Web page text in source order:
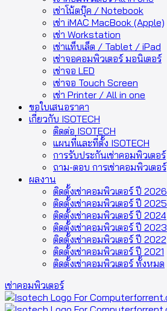
เช่าโน้ตบุ๊ค / Notebook
เช่า iMAC MacBook (Apple)
เช่า Workstation
เช่าแท็บเล็ต / Tablet / iPad
เช่าจอคอมพิวเตอร์ มอนิเตอร์
เช่าจอ LED
เช่าจอ Touch Screen
เช่า Printer / All in one
ขอใบเสนอราคา
เกี่ยวกับ ISOTECH
ติดต่อ ISOTECH
แผนที่และที่ตั้ง ISOTECH
การรับประกันเช่าคอมพิวเตอร์
ถาม-ตอบ การเช่าคอมพิวเตอร์
ผลงาน
ติดตั้งเช่าคอมพิวเตอร์ ปี 2026
ติดตั้งเช่าคอมพิวเตอร์ ปี 2025
ติดตั้งเช่าคอมพิวเตอร์ ปี 2024
ติดตั้งเช่าคอมพิวเตอร์ ปี 2023
ติดตั้งเช่าคอมพิวเตอร์ ปี 2022
ติดตั้งเช่าคอมพิวเตอร์ ปี 2021
ติดตั้งเช่าคอมพิวเตอร์ ทั้งหมด
เช่าคอมพิวเตอร์